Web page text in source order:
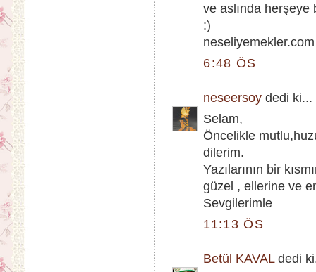
ve aslında herşeye
:)
neseliyemekler.com
6:48 ÖS
neseersoy dedi ki...
Selam,
Öncelikle
dilerim.
Yazılarının bir
güzel , ellerine ve
Sevgilerimle
11:13 ÖS
Betül KAVALdedi